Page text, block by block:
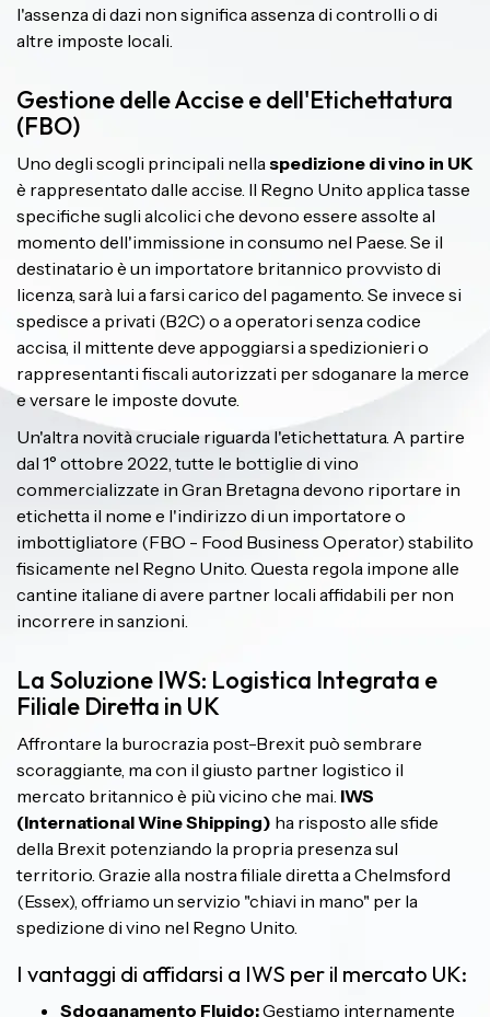
l'assenza di dazi non significa assenza di controlli o di
altre imposte locali.
Gestione delle Accise e dell'Etichettatura
(FBO)
Uno degli scogli principali nellaspedizione di vino in UK
è rappresentato dalle accise. Il Regno Unito applica tasse
specifiche sugli alcolici che devono essere assolte al
momento dell'immissione in consumo nel Paese. Se il
destinatario è un importatore britannico provvisto di
licenza, sarà lui a farsi carico del pagamento. Se invece si
spedisce a privati (B2C) o a operatori senza codice
accisa, il mittente deve appoggiarsi a spedizionieri o
rappresentanti fiscali autorizzati per sdoganare la merce
e versare le imposte dovute.
Un'altra novità cruciale riguarda l'etichettatura. A partire
dal 1° ottobre 2022, tutte le bottiglie di vino
commercializzate in Gran Bretagna devono riportare in
etichetta il nome e l'indirizzo di un importatore o
imbottigliatore (FBO - Food Business Operator) stabilito
fisicamente nel Regno Unito. Questa regola impone alle
cantine italiane di avere partner locali affidabili per non
incorrere in sanzioni.
La Soluzione IWS: Logistica Integrata e
Filiale Diretta in UK
Affrontare la burocrazia post-Brexit può sembrare
scoraggiante, ma con il giusto partner logistico il
mercato britannico è più vicino che mai. IWS
(International Wine Shipping) ha risposto alle sfide
della Brexit potenziando la propria presenza sul
territorio. Grazie alla nostra filiale diretta a Chelmsford
(Essex), offriamo un servizio "chiavi in mano" per la
spedizione di vino nel Regno Unito.
I vantaggi di affidarsi a IWS per il mercato UK:
Sdoganamento Fluido:Gestiamo internamente